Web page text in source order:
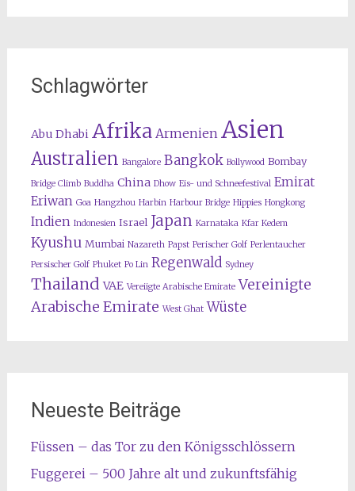
Schlagwörter
Abu Dhabi Afrika Armenien Asien
Australien Bangalore Bangkok Bollywood Bombay
Bridge Climb Buddha China Dhow Eis- und Schneefestival Emirat
Eriwan Goa Hangzhou Harbin Harbour Bridge Hippies Hongkong
Indien Indonesien Israel Japan Karnataka Kfar Kedem
Kyushu Mumbai Nazareth Papst Perischer Golf Perlentaucher
Persischer Golf Phuket Po Lin Regenwald Sydney
Thailand VAE Vereiigte Arabische Emirate Vereinigte
Arabische Emirate West Ghat Wüste
Neueste Beiträge
Füssen – das Tor zu den Königsschlössern
Fuggerei – 500 Jahre alt und zukunftsfähig